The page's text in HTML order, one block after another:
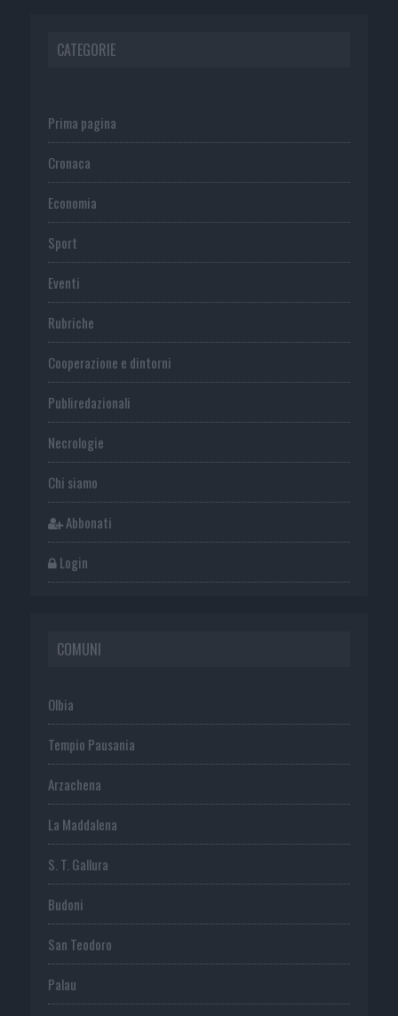
CATEGORIE
Prima pagina
Cronaca
Economia
Sport
Eventi
Rubriche
Cooperazione e dintorni
Publiredazionali
Necrologie
Chi siamo
Abbonati
Login
COMUNI
Olbia
Tempio Pausania
Arzachena
La Maddalena
S. T. Gallura
Budoni
San Teodoro
Palau